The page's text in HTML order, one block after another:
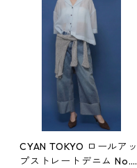
CYAN TOKYO ロールアッ
プストレートデニム No.6